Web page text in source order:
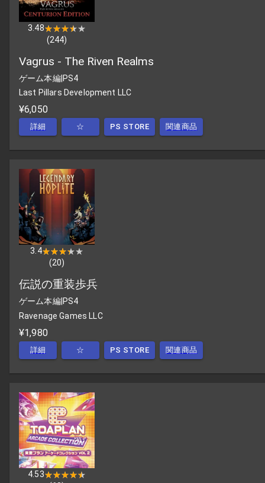
3.48★★★★★
★★★★★
(244)
Vagrus - The Riven Realms
ゲーム本編|PS4
Last Pillars Development LLC
¥6,050
詳細 ☆ PS STORE 関連商品
3.4★★★★★
★★★★★
(20)
伝説の重装歩兵
ゲーム本編| PS4
Ravenage Games LLC
¥1,980
詳細 ☆ PS STORE 関連商品
4.53★★★★★
★★★★★